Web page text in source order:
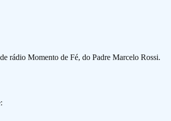
rádio Momento de Fé, do Padre Marcelo Rossi.